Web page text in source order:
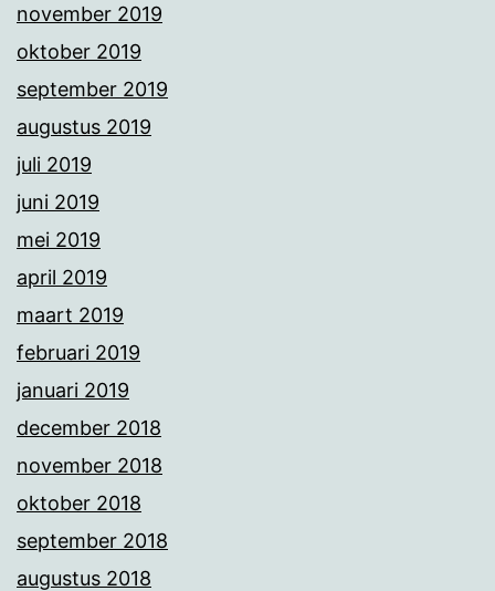
november 2019
oktober 2019
september 2019
augustus 2019
juli 2019
juni 2019
mei 2019
april 2019
maart 2019
februari 2019
januari 2019
december 2018
november 2018
oktober 2018
september 2018
augustus 2018